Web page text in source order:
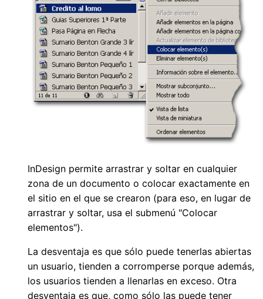
InDesign permite arrastrar y soltar en cualquier
zona de un documento o colocar exactamente en
el sitio en el que se crearon (para eso, en lugar de
arrastrar y soltar, usa el submenú "Colocar
elementos").
La desventaja es que sólo puede tenerlas abiertas
un usuario, tienden a corromperse porque además,
los usuarios tienden a llenarlas en exceso. Otra
desventaja es que, como sólo las puede tener